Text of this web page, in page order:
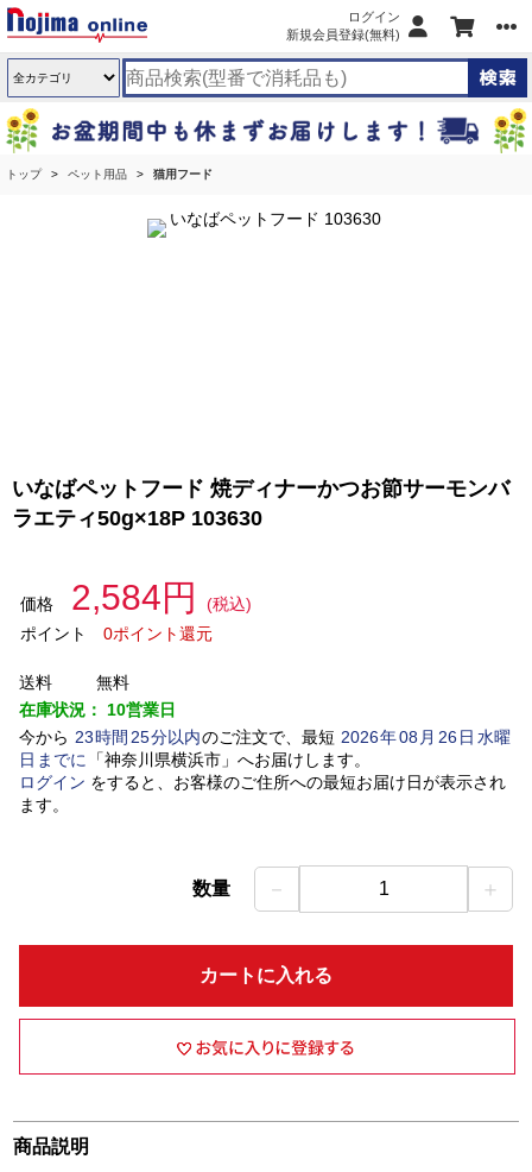
ログイン
新規会員登録(無料)
トップ ペット用品 猫用フード
いなばペットフード 焼ディナーかつお節サーモンバ
ラエティ50g×18P 103630
価格 2,584円
(税込)
ポイント
0ポイント還元
送料
無料
在庫状況： 10営業日
今から 23時間 25分以内のご注文で、最短 2026年08 月 26日水曜
日 までに 「神奈川県横浜市」 へお届けします。
ログイン をすると、お客様のご住所への最短お届け日が表示され
ます。
数量 － 1 ＋
カートに入れる
商品説明